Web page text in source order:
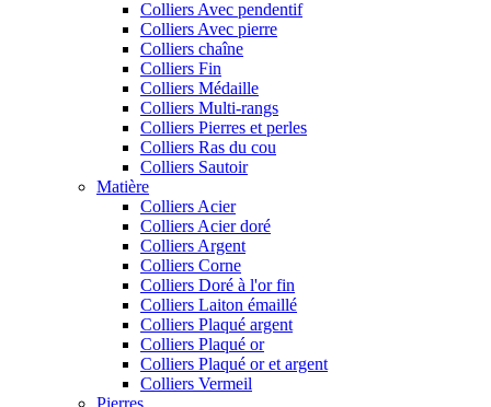
Colliers Avec pendentif
Colliers Avec pierre
Colliers chaîne
Colliers Fin
Colliers Médaille
Colliers Multi-rangs
Colliers Pierres et perles
Colliers Ras du cou
Colliers Sautoir
Matière
Colliers Acier
Colliers Acier doré
Colliers Argent
Colliers Corne
Colliers Doré à l'or fin
Colliers Laiton émaillé
Colliers Plaqué argent
Colliers Plaqué or
Colliers Plaqué or et argent
Colliers Vermeil
Pierres